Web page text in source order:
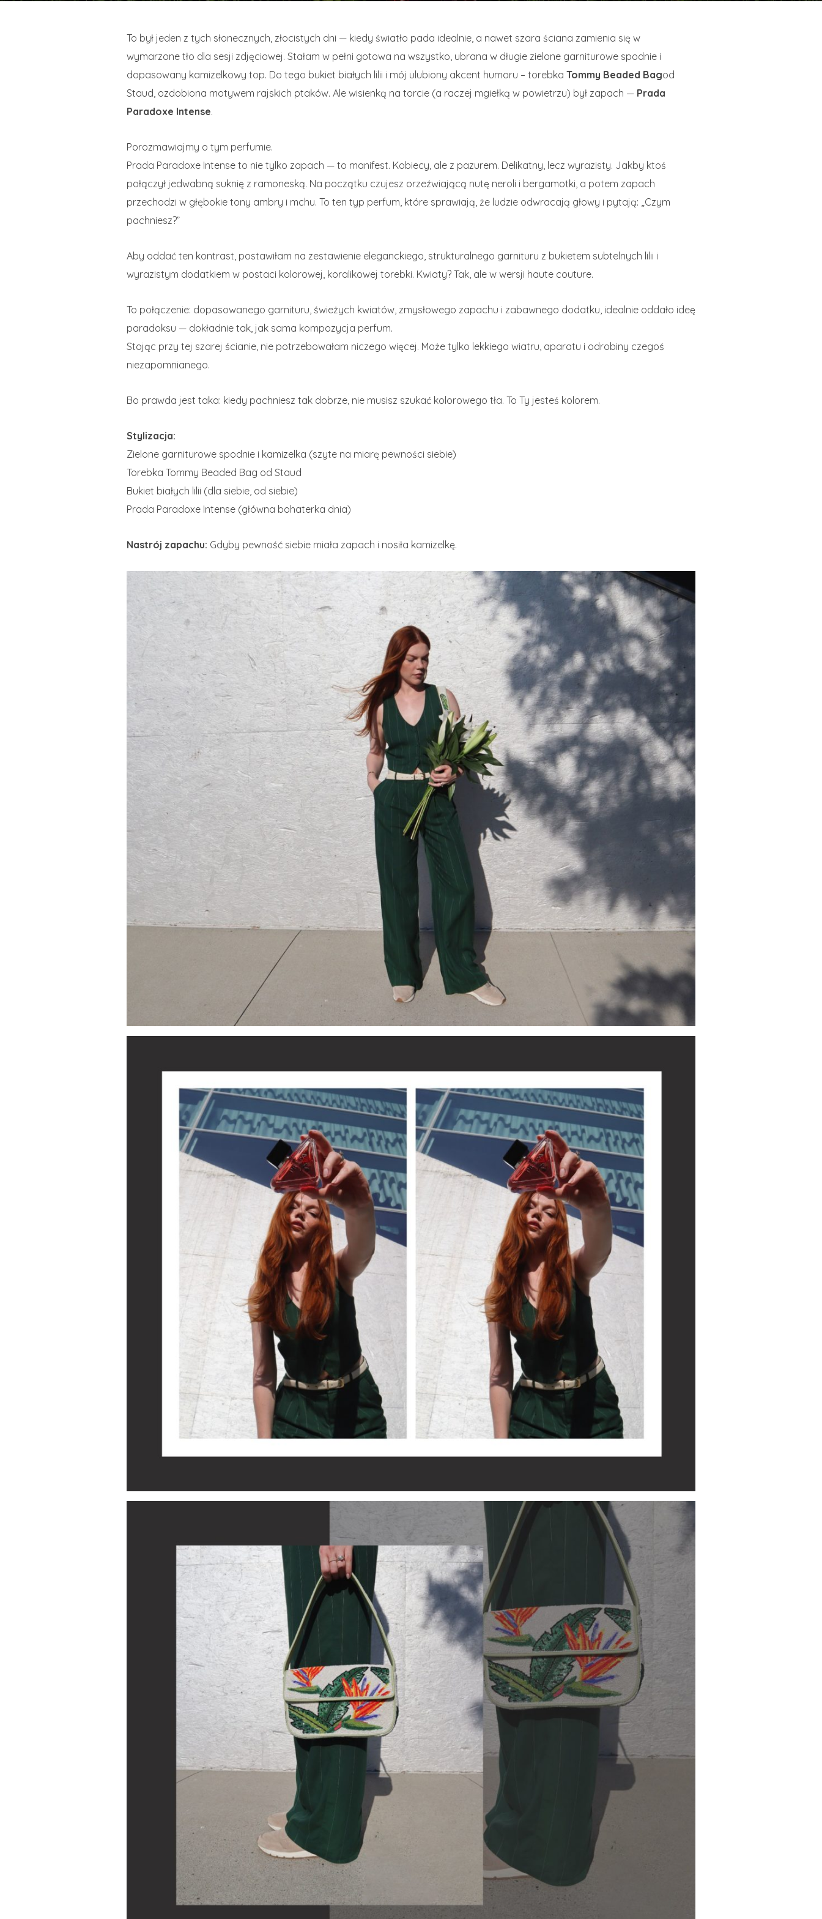
To był jeden z tych słonecznych, złocistych dni — kiedy światło pada idealnie, a nawet szara ściana zamienia się w
wymarzone tło dla sesji zdjęciowej. Stałam w pełni gotowa na wszystko, ubrana w długie zielone garniturowe spodnie i
dopasowany kamizelkowy top. Do tego bukiet białych lilii i mój ulubiony akcent humoru – torebka Tommy Beaded Bagod
Staud, ozdobiona motywem rajskich ptaków. Ale wisienką na torcie (a raczej mgiełką w powietrzu) był zapach — Prada
Paradoxe Intense.
Porozmawiajmy o tym perfumie.
Prada Paradoxe Intense to nie tylko zapach — to manifest. Kobiecy, ale z pazurem. Delikatny, lecz wyrazisty. Jakby ktoś
połączył jedwabną suknię z ramoneską. Na początku czujesz orzeźwiającą nutę neroli i bergamotki, a potem zapach
przechodzi w głębokie tony ambry i mchu. To ten typ perfum, które sprawiają, że ludzie odwracają głowy i pytają: „Czym
pachniesz?”
Aby oddać ten kontrast, postawiłam na zestawienie eleganckiego, strukturalnego garnituru z bukietem subtelnych lilii i
wyrazistym dodatkiem w postaci kolorowej, koralikowej torebki. Kwiaty? Tak, ale w wersji haute couture.
To połączenie: dopasowanego garnituru, świeżych kwiatów, zmysłowego zapachu i zabawnego dodatku, idealnie oddało ideę
paradoksu — dokładnie tak, jak sama kompozycja perfum.
Stojąc przy tej szarej ścianie, nie potrzebowałam niczego więcej. Może tylko lekkiego wiatru, aparatu i odrobiny czegoś
niezapomnianego.
Bo prawda jest taka: kiedy pachniesz tak dobrze, nie musisz szukać kolorowego tła. To Ty jesteś kolorem.
Stylizacja:
Zielone garniturowe spodnie i kamizelka (szyte na miarę pewności siebie)
Torebka Tommy Beaded Bag od Staud
Bukiet białych lilii (dla siebie, od siebie)
Prada Paradoxe Intense (główna bohaterka dnia)
Nastrój zapachu: Gdyby pewność siebie miała zapach i nosiła kamizelkę.